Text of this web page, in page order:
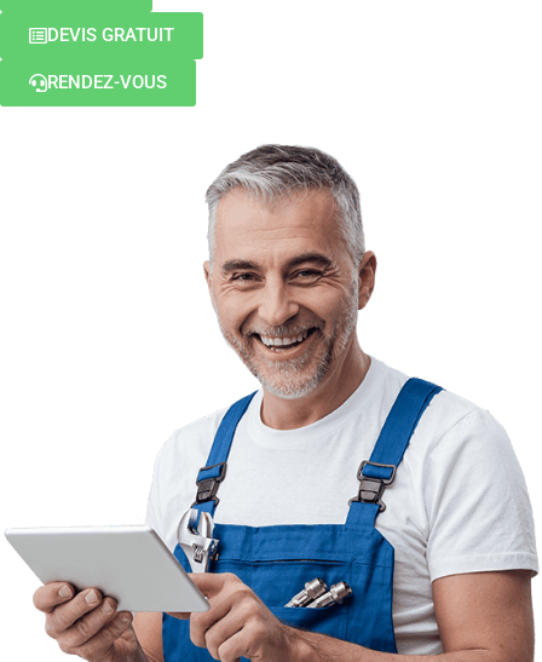
DEVIS GRATUIT
RENDEZ-VOUS